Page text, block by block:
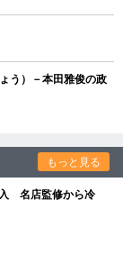
う）－本田雅俊の政
もっと見る
名店監修から冷